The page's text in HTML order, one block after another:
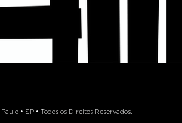
• SP • Todos os Direitos Reservados.